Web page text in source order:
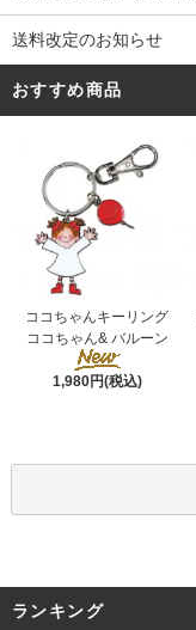
送料改定のお知らせ
おすすめ商品
ココちゃんキーリング
ココちゃん& バルーン
1,980円(税込)
ランキング